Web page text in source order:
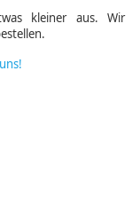
kleiner aus. Wir